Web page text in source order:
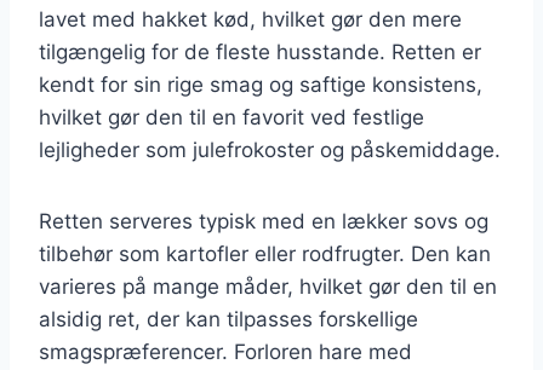
lavet med hakket kød, hvilket gør den mere
tilgængelig for de fleste husstande. Retten er
kendt for sin rige smag og saftige konsistens,
hvilket gør den til en favorit ved festlige
lejligheder som julefrokoster og påskemiddage.
Retten serveres typisk med en lækker sovs og
tilbehør som kartofler eller rodfrugter. Den kan
varieres på mange måder, hvilket gør den til en
alsidig ret, der kan tilpasses forskellige
smagspræferencer. Forloren hare med